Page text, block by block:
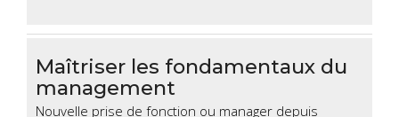
Maîtriser les fondamentaux du
management
Nouvelle prise de fonction ou manager depuis